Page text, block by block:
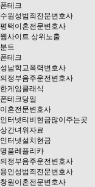
폰테크
수원성범죄전문변호사
평택이혼전문변호사
웹사이트 상위노출
분트
폰테크
성남학교폭력변호사
의정부음주운전변호사
한게임클래식
폰테크당일
이혼전문변호사
인터넷티비현금많이주는곳
상간녀위자료
인터넷설치현금
명품레플리카
의정부음주운전변호사
용인성범죄전문변호사
창원이혼전문변호사